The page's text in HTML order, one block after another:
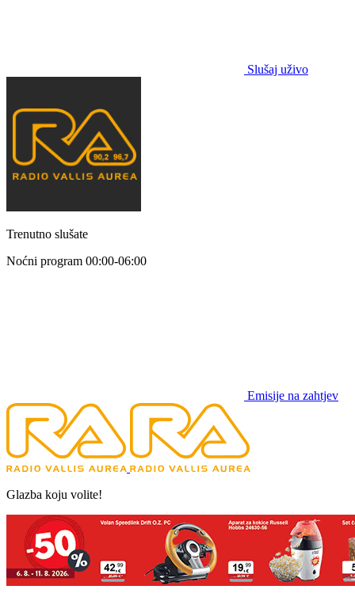
Slušaj uživo
Trenutno slušate
Noćni program 00:00-06:00
Emisije na zahtjev
Glazba koju volite!